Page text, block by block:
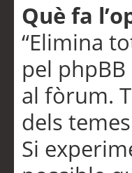
Què fa
“Elimina
pel
al fòrum.
dels
Si